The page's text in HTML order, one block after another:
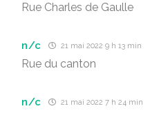
Rue Charles de Gaulle
n/c 21 mai 2022 9 h 13 min
Rue du canton
n/c 21 mai 2022 7 h 24 min